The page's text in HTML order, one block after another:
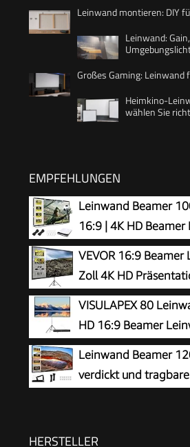
Leinwand montieren: DIY
Leinwand:
Großes Gaming:
Heimkino-
wählen Sie
EMPFEHLUNGEN
Leinwand Beamer
16:9 | 4K HD
Falten Doppelseitige
Tragbare Faltbarer Projektor
Camping und Heimkino (16:9-
VEVOR 16:9
Zoll 4K HD
Projektionsfläche
Rolloleinwand ​160-Grad-
Leinwand 200-250cm
Heimkino Tagungsraum
VISULAPEX 80
HD 16:9 Beamer
Projector Screen, Leicht und
Heimkino, Camping und
Leinwand Beamer
verdickt und
Garten, Camping, Büro, inkl.
HERSTELLER